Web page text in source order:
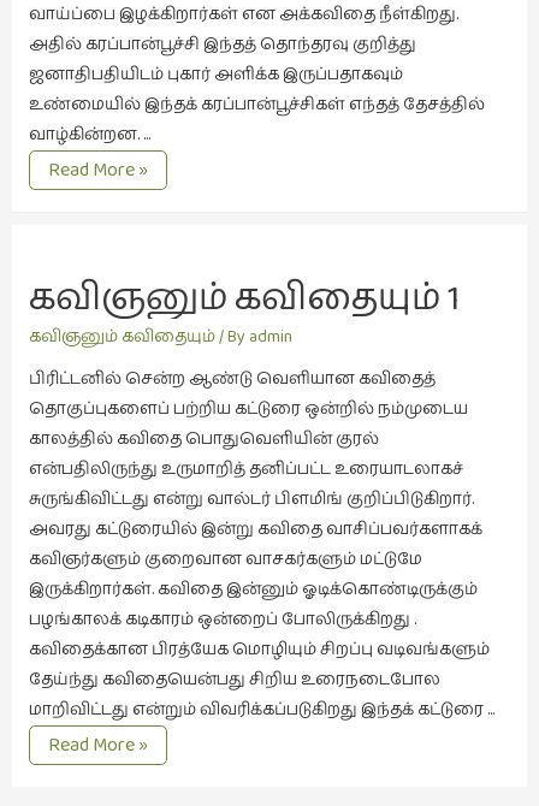
கல்வி
கல்வி
(16)
கவிஞனும்
கவிதையும்
(29)
காந்தியின்
நிழலில்
காமிக்ஸ்
காலைக்
குறிப்புகள்
(31)
குறுங்கதை
(149)
குறும்படம்
(13)
குற்றமுகங்கள்
வாய்ப்பை இழக்கிறார்கள் என அக்கவிதை நீள்கிறது.
அதில் கரப்பான்பூச்சி இந்தத் தொந்தரவு குறித்து
ஜனாதிபதியிடம் புகார் அளிக்க இருப்பதாகவும்
உண்மையில் இந்தக் கரப்பான்பூச்சிகள் எந்தத் தேசத்தில்
வாழ்கின்றன. …
கவிஞனும்
கவிதையும்
புகார்கள்
Read More »
கவிஞனும் கவிதையும் 1
பொதுவெளியின் குரல்
கவிஞனும் கவிதையும்/ By admin
பிரிட்டனில் சென்ற ஆண்டு வெளியான கவிதைத்
தொகுப்புகளைப் பற்றிய கட்டுரை ஒன்றில் நம்முடைய
காலத்தில் கவிதை பொதுவெளியின் குரல்
என்பதிலிருந்து உருமாறித் தனிப்பட்ட உரையாடலாகச்
சுருங்கிவிட்டது என்று வால்டர் பிளமிங் குறிப்பிடுகிறார்.
அவரது கட்டுரையில் இன்று கவிதை வாசிப்பவர்களாகக்
கவிஞர்களும் குறைவான வாசகர்களும் மட்டுமே
இருக்கிறார்கள். கவிதை இன்னும் ஓடிக்கொண்டிருக்கும்
பழங்காலக் கடிகாரம் ஒன்றைப் போலிருக்கிறது .
கவிதைக்கான பிரத்யேக மொழியும் சிறப்பு வடிவங்களும்
தேய்ந்து கவிதையென்பது சிறிய உரைநடைபோல
மாறிவிட்டது என்றும் விவரிக்கப்படுகிறது இந்தக் கட்டுரை …
கவிஞனும்
கவிதையும்
Read More »